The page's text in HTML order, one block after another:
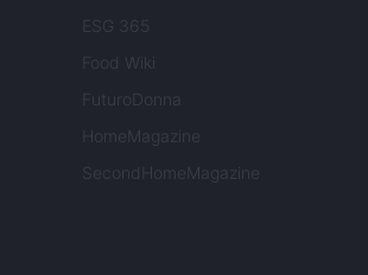
ESG 365
Food Wiki
FuturoDonna
HomeMagazine
SecondHomeMagazine